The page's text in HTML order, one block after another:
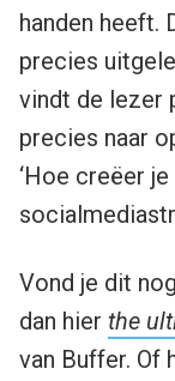
handen heeft.
precies
vindt de lezer
precies naar
‘Hoe creëer
Vond je dit
dan hier the
van Buffer. Of